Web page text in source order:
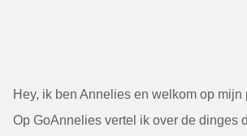
Hey, ik ben Annelies en welkom op mijn
Op GoAnnelies vertel ik over de dinges